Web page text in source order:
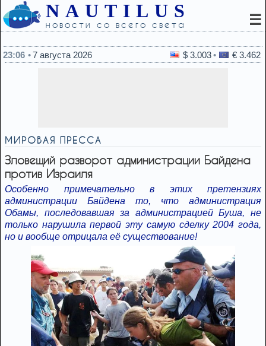
NAUTILUS
новости со всего света ☰
23:06
7 августа 2026 $ 3.003 € 3.462
МИРОВАЯ ПРЕССА
Зловещий разворот администрации Байдена
против Израиля
Особенно примечательно в этих претензиях
администрации Байдена то, что администрация
Обамы, последовавшая за администрацией Буша, не
только нарушила первой эту самую сделку 2004 года,
но и вообще отрицала её существование!